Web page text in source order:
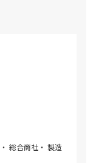
・ 総合商社 ・ 製造